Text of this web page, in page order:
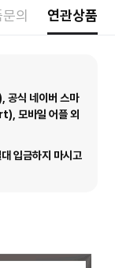
의 연관상품
식 네이버 스마
바일 어플 외
대 입금하지 마시고